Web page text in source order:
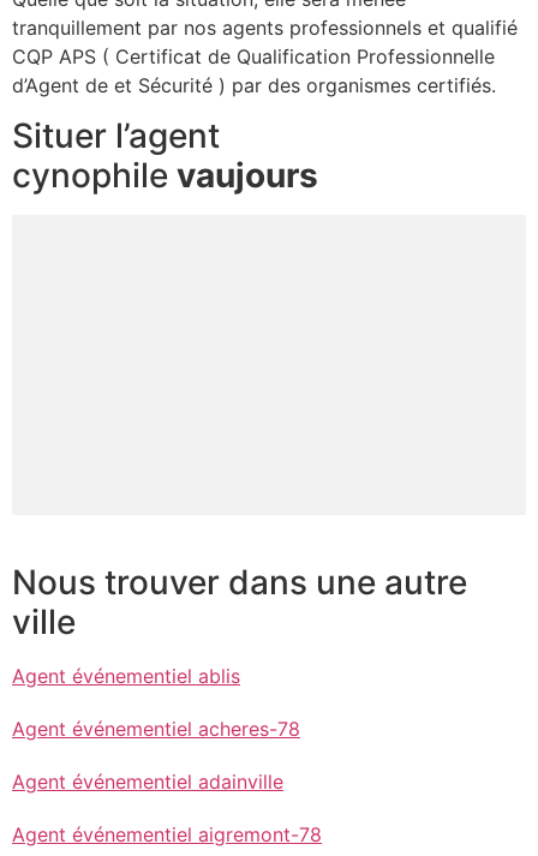
tranquillement par nos agents professionnels et qualifié
CQP APS ( Certificat de Qualification Professionnelle
d’Agent de et Sécurité ) par des organismes certifiés.
Situer l’agent
cynophile vaujours
Nous trouver dans une autre
ville
Agent événementiel ablis
Agent événementiel acheres-78
Agent événementiel adainville
Agent événementiel aigremont-78